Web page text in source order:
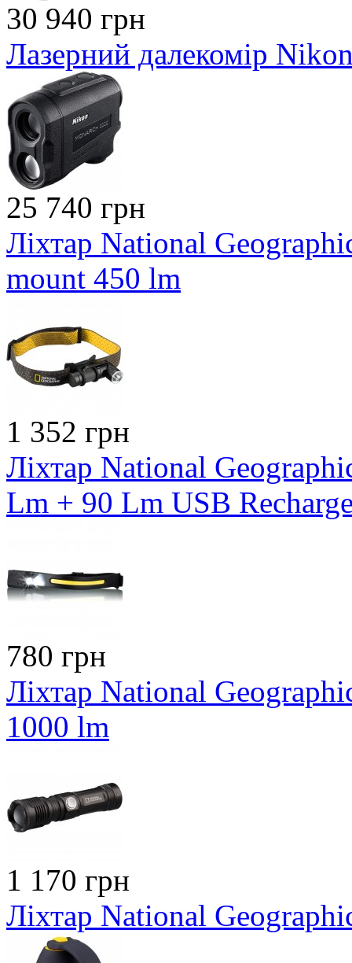
30 940 грн
Лазерний далекомір
25 740 грн
Ліхтар National
mount 450 lm
1 352 грн
Ліхтар National
Lm + 90 Lm USB
780 грн
Ліхтар National
1000 lm
1 170 грн
Ліхтар National